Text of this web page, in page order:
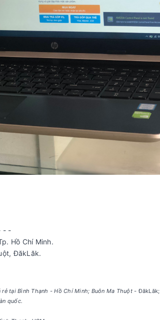
- -
Hồ Chí Minh.
ĐăkLăk.
tại Bình Thạnh - Hồ Chí Minh; Buôn Ma Thuột -ĐăkLăk;
quốc.